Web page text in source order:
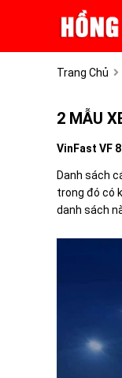
Trang Chủ
2 MẪU
VinFast VF
Danh sách
trong đó có
danh sách